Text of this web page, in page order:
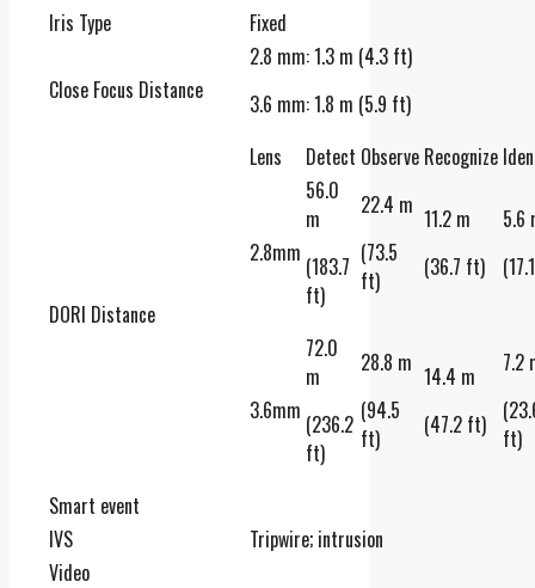
Iris Type
Fixed
Close Focus Distance
2.8 mm: 1.3 m (4.3 ft)
3.6 mm: 1.8 m (5.9 ft)
DORI Distance
Lens Detect Observe Recognize
2.8mm
56.0
m
(183.7
ft)
22.4 m
(73.5
ft)
11.2 m
(36.7 ft)
5.6
3.6mm
72.0
m
(236.2
ft)
28.8 m
(94.5
ft)
14.4 m
(47.2 ft)
7.2
ft)
Smart event
IVS
Tripwire; intrusion
Video